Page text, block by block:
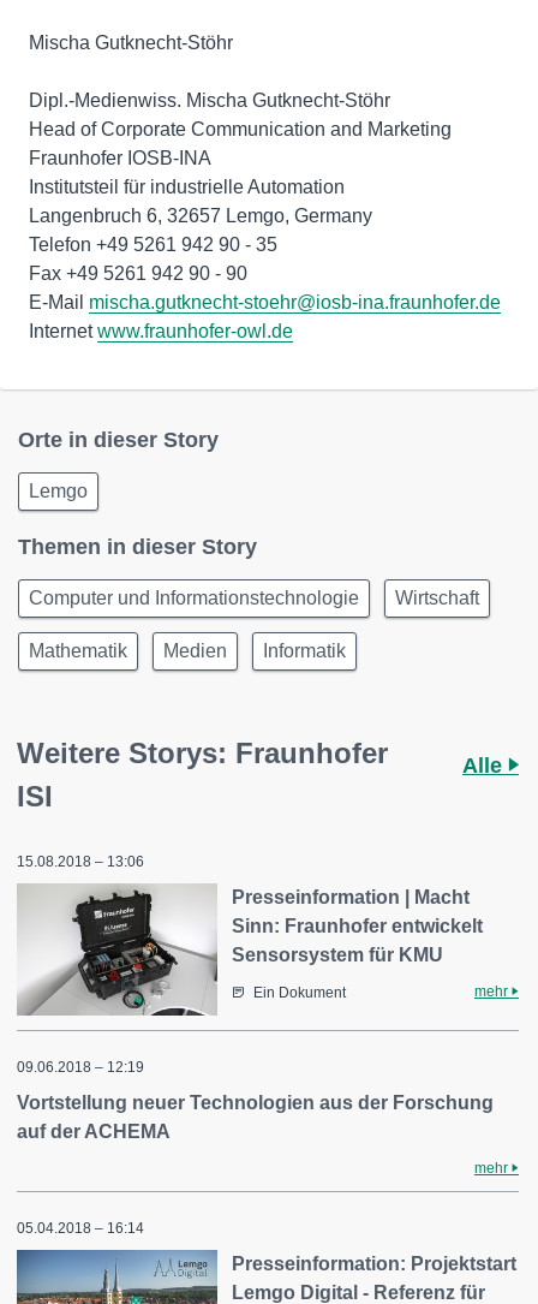
Mischa Gutknecht-Stöhr
Dipl.-Medienwiss. Mischa Gutknecht-Stöhr
Head of Corporate Communication and Marketing
Fraunhofer IOSB-INA
Institutsteil für industrielle Automation
Langenbruch 6, 32657 Lemgo, Germany
Telefon +49 5261 942 90 - 35
Fax +49 5261 942 90 - 90
E-Mail mischa.gutknecht-stoehr@iosb-ina.fraunhofer.de
Internetwww.fraunhofer-owl.de
Orte in dieser Story
Lemgo
Themen in dieser Story
Computer und Informationstechnologie Wirtschaft
Mathematik Medien Informatik
Weitere Storys: Fraunhofer
ISI
Alle
15.08.2018 – 13:06
Presseinformation | Macht
Sinn: Fraunhofer entwickelt
Sensorsystem für KMU
Ein Dokument mehr
09.06.2018 – 12:19
Vortstellung neuer Technologien aus der Forschung
auf der ACHEMA
mehr
05.04.2018 – 16:14
Presseinformation: Projektstart
Lemgo Digital - Referenz für